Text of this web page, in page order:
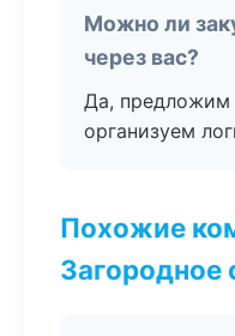
Можно ли
через вас?
Да, предложим
организуем
Похожие
Загородное